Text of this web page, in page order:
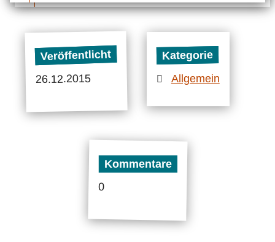
Veröffentlicht
26.12.2015
Kategorie
Allgemein
Kommentare
0